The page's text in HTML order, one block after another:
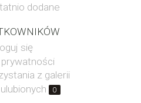
dodane
się
prywatności
z galerii
0